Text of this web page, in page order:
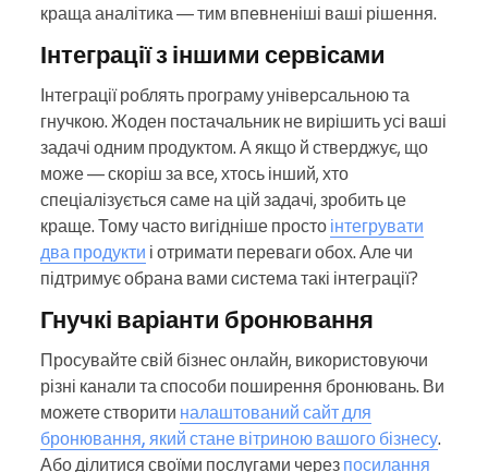
краща аналітика — тим впевненіші ваші рішення.
Інтеграції з іншими сервісами
Інтеграції роблять програму універсальною та
гнучкою. Жоден постачальник не вирішить усі ваші
задачі одним продуктом. А якщо й стверджує, що
може — скоріш за все, хтось інший, хто
спеціалізується саме на цій задачі, зробить це
краще. Тому часто вигідніше просто інтегрувати
два продукти і отримати переваги обох. Але чи
підтримує обрана вами система такі інтеграції?
Гнучкі варіанти бронювання
Просувайте свій бізнес онлайн, використовуючи
різні канали та способи поширення бронювань. Ви
можете створити налаштований сайт для
бронювання, який стане вітриною вашого бізнесу.
Або ділитися своїми послугами через посилання